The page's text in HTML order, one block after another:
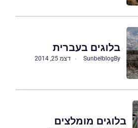
בלוגים בעברית
By
Sunbelblog דצמ 25, 2014
בלוגים מומלצים